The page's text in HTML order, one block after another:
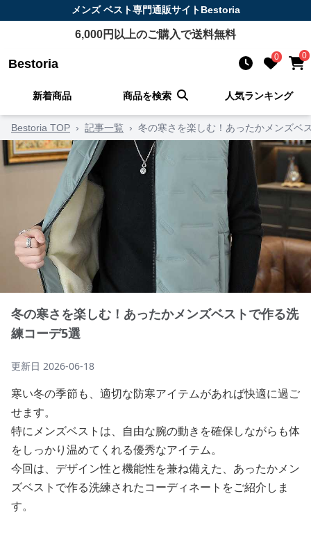
メンズ ベスト専門通販サイトBestoria
6,000円以上のご購入で送料無料
Bestoria 0 0
新着商品 商品を検索 人気ランキング
Bestoria TOP › 記事一覧 › 冬の寒さを楽しむ！あったかメンズベ
冬の寒さを楽しむ！あったかメンズベストで作る洗
練コーデ5選
更新日 2026-06-18
寒い冬の季節も、適切な防寒アイテムがあれば快適に過ご
せます。
特にメンズベストは、自由な腕の動きを確保しながらも体
をしっかり温めてくれる優秀なアイテム。
今回は、デザイン性と機能性を兼ね備えた、あったかメン
ズベストで作る洗練されたコーディネートをご紹介しま
す。